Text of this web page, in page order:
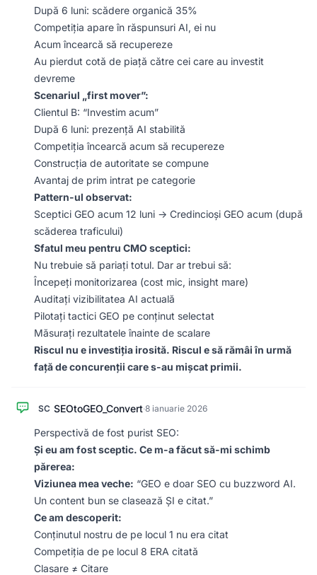
După 6 luni: scădere organică 35%
Competiția apare în răspunsuri AI, ei nu
Acum încearcă să recupereze
Au pierdut cotă de piață către cei care au investit
devreme
Scenariul „first mover”:
Clientul B: “Investim acum”
După 6 luni: prezență AI stabilită
Competiția încearcă acum să recupereze
Construcția de autoritate se compune
Avantaj de prim intrat pe categorie
Pattern-ul observat:
Sceptici GEO acum 12 luni → Credincioși GEO acum (după
scăderea traficului)
Sfatul meu pentru CMO sceptici:
Nu trebuie să pariați totul. Dar ar trebui să:
Începeți monitorizarea (cost mic, insight mare)
Auditați vizibilitatea AI actuală
Pilotați tactici GEO pe conținut selectat
Măsurați rezultatele înainte de scalare
Riscul nu e investiția irosită. Riscul e să rămâi în urmă
față de concurenții care s-au mișcat primii.
SC SEOtoGEO_Convert·8 ianuarie 2026
Perspectivă de fost purist SEO:
Și eu am fost sceptic. Ce m-a făcut să-mi schimb
părerea:
Viziunea mea veche: “GEO e doar SEO cu buzzword AI.
Un content bun se clasează ȘI e citat.”
Ce am descoperit:
Conținutul nostru de pe locul 1 nu era citat
Competiția de pe locul 8 ERA citată
Clasare ≠ Citare